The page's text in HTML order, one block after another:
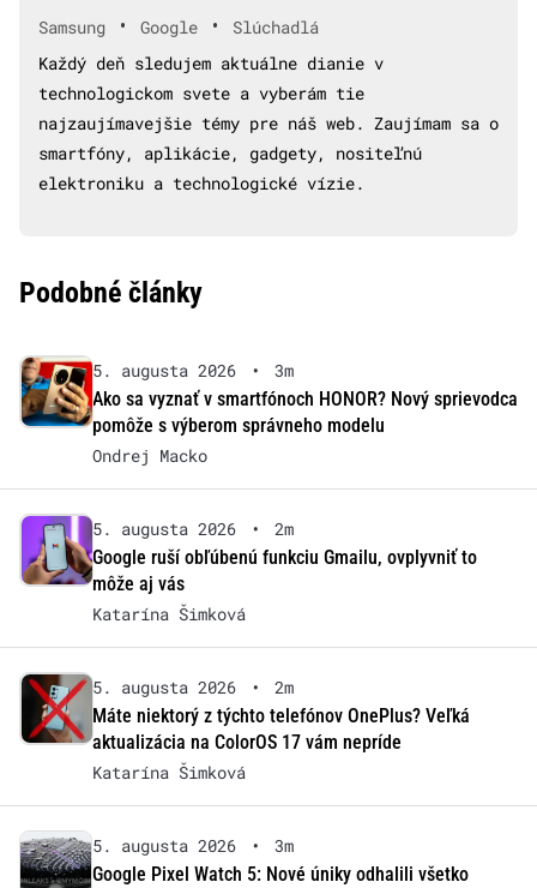
Samsung • Google •
Slúchadlá
Každý deň sledujem aktuálne dianie v
technologickom svete a vyberám tie
najzaujímavejšie témy pre náš web. Zaujímam sa o
smartfóny, aplikácie, gadgety, nositeľnú
elektroniku a technologické vízie.
Podobné články
5. augusta 2026 •
3m
Ako sa vyznať v smartfónoch HONOR? Nový sprievodca
pomôže s výberom správneho modelu
Ondrej Macko
5. augusta 2026 •
2m
Google ruší obľúbenú funkciu Gmailu, ovplyvniť to
môže aj vás
Katarína Šimková
5. augusta 2026 •
2m
Máte niektorý z týchto telefónov OnePlus? Veľká
aktualizácia na ColorOS 17 vám nepríde
Katarína Šimková
5. augusta 2026 •
3m
Google Pixel Watch 5: Nové úniky odhalili všetko